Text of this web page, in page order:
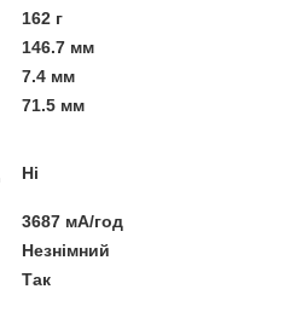
162 г
146.7 мм
7.4 мм
71.5 мм
Ні
3687 мА/год
Незнімний
Так